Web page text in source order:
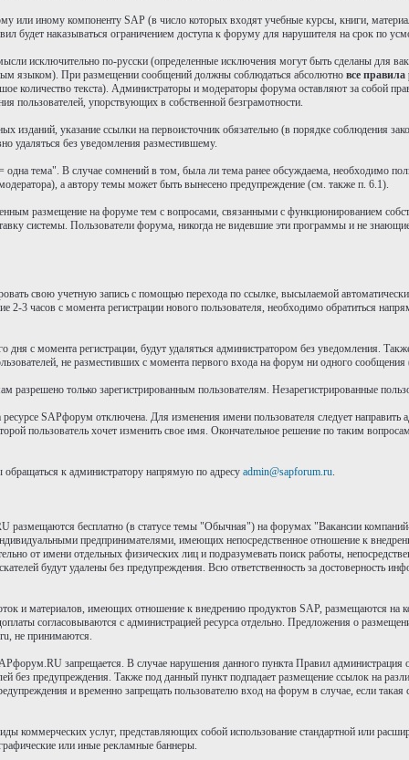
или иному компоненту SAP (в число которых входят учебные курсы, книги,
будет наказываться ограничением доступа к форуму для нарушителя на срок по
исключительно по-русски (определенные исключения могут быть сделаны для
языком). При размещении сообщений должны соблюдаться абсолютно все
количество текста). Администраторы и модераторы форума оставляют за собой
пользователей, упорствующих в собственной безграмотности.
изданий, указание ссылки на первоисточник обязательно (в порядке соблюдения
удаляться без уведомления разместившему.
тема". В случае сомнений в том, была ли тема ранее обсуждаема, необходимо
а автору темы может быть вынесено предупреждение (см. также п. 6.1).
размещение на форуме тем с вопросами, связанными с функционированием
системы. Пользователи форума, никогда не видевшие эти программы и не
свою учетную запись с помощью перехода по ссылке, высылаемой
2-3 часов с момента регистрации нового пользователя, необходимо обратиться
дня с момента регистрации, будут удаляться администратором без уведомления.
не разместивших с момента первого входа на форум ни одного
только зарегистрированным пользователям. Незарегистрированные
SAPфорум отключена. Для изменения имени пользователя следует направить
пользователь хочет изменить свое имя. Окончательное решение по таким
к администратору напрямую по адресу admin@sapforum.ru.
размещаются бесплатно (в статусе темы "Обычная") на форумах "Вакансии
предпринимателями, имеющих непосредственное отношение к
от имени отдельных физических лиц и подразумевать поиск работы,
будут удалены без предупреждения. Всю ответственность за достоверность
и материалов, имеющих отношение к внедрению продуктов SAP, размещаются на
согласовываются с администрацией ресурса отдельно. Предложения о
не принимаются.
запрещается. В случае нарушения данного пункта Правил администрация
без предупреждения. Также под данный пункт подпадает размещение ссылок на
и временно запрещать пользователю вход на форум в случае, если
коммерческих услуг, представляющих собой использование стандартной или
или иные рекламные баннеры.